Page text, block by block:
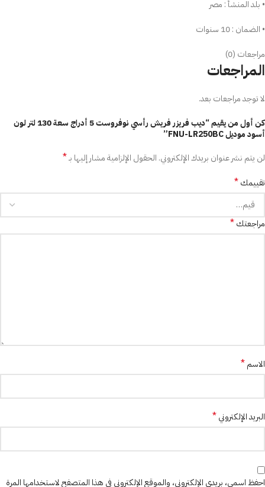
• بلد المنشأ : مصر
• الضمان : 10 سنوات
مراجعات (0)
المراجعات
لا توجد مراجعات بعد.
كن أول من يقيم “ديب فريزر فريش رأسي نوفروست 5 أدراج سعة 130 لتر لون
أسود موديل FNU-LR250BC”
لن يتم نشر عنوان بريدك الإلكتروني. الحقول الإلزامية مشار إليها بـ*
تقييمك*
مراجعتك*
الاسم*
البريد الإلكتروني*
احفظ اسمي، بريدي الإلكتروني، والموقع الإلكتروني في هذا المتصفح لاستخدامها المرة